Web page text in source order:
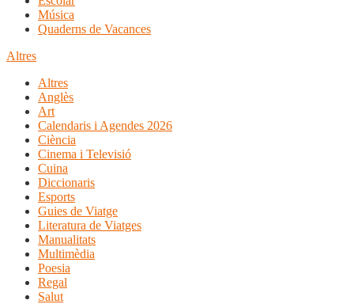
Música
Quaderns de Vacances
Altres
Altres
Anglès
Art
Calendaris i Agendes 2026
Ciència
Cinema i Televisió
Cuina
Diccionaris
Esports
Guies de Viatge
Literatura de Viatges
Manualitats
Multimèdia
Poesia
Regal
Salut